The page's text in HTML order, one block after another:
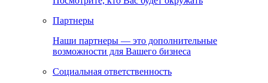
Партнеры
Наши партнеры — это дополнительные
возможности для Вашего бизнеса
Социальная ответственность